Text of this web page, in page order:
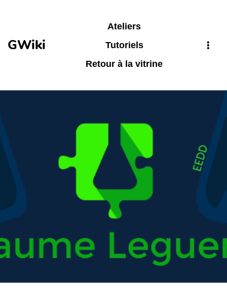
GWiki
Ateliers
Tutoriels
Retour à la vitrine